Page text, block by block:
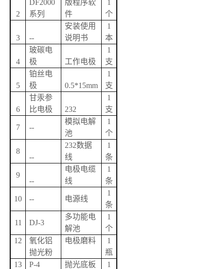
2
DF2000
系列
版程序软
件
1
个
3 --
安装使用
说明书
1
本
4
玻碳电
极
工作电极
1
支
5
铂丝电
极
0.5*15mm
1
支
6
甘汞参
比电极
232
1
支
7 --
模拟电解
池
1
个
8
--
232数据
线
1
条
9
--
电极电缆
线
1
条
10 -- 电源线
1
条
11 DJ-3
多功能电
解池
1
个
12
氧化铝
抛光粉
电极磨料
1
瓶
13
P-4
抛光底板
1